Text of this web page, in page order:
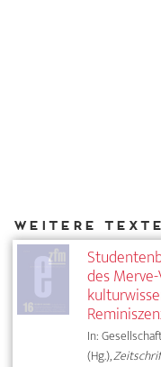
des
In:
(Hg.),